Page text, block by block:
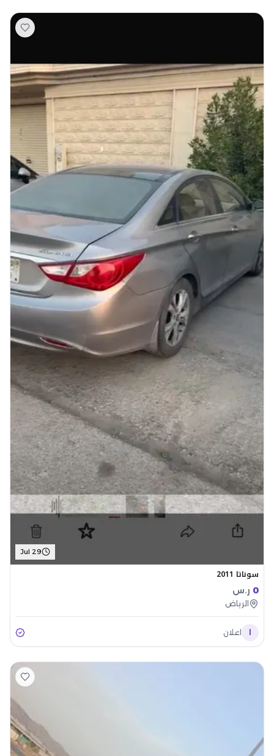
Jul 29
سوناتا 2011
0 ر.س
الرياض
ا اعلان